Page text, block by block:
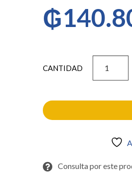
₲
H700
COMPLETO
cantidad
Consulta por este